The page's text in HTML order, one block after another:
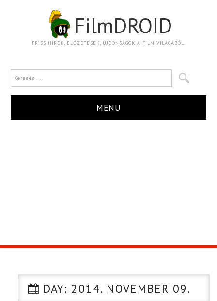
FilmDROID
FRISS HÍREK, ELŐZETESEK, ÚJDONSÁGOK A FILM VILÁGÁBÓL.
MENU
CIKK DAY: 2014. NOVEMBER 09.